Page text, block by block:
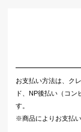
お支払い方法は、ク
ド、NP後払い（コ
す。
※商品によりお支払